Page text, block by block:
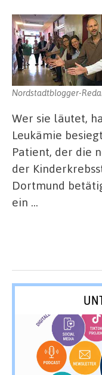
Nordstadtblogger-
Wer sie läutet,
Leukämie
Patient, der die
der
Dortmund
ein …